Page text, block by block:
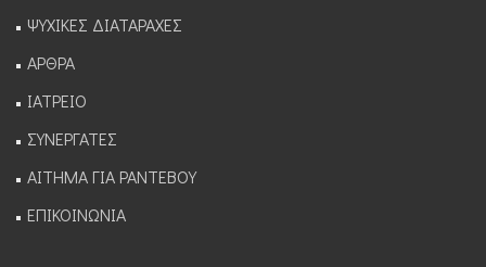
ΨΥΧΙΚΕΣ ΔΙΑΤΑΡΑΧΕΣ
ΑΡΘΡΑ
ΙΑΤΡΕΙΟ
ΣΥΝΕΡΓΑΤΕΣ
ΑΙΤΗΜΑ ΓΙΑ ΡΑΝΤΕΒΟΥ
ΕΠΙΚΟΙΝΩΝΙΑ